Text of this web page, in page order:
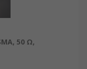
50 Ω,